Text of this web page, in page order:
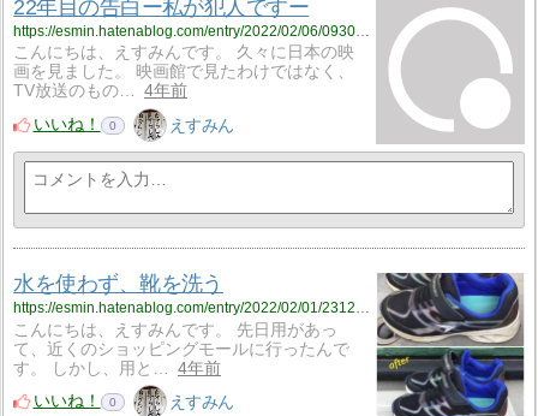
22年目の告白ー私が犯人ですー
https://esmin.hatenablog.com/entry/2022/02/06/093059
こんにちは、えすみんです。 久々に日本の映
画を見ました。 映画館で見たわけではなく、
TV放送のもの…
4年前
いいね！
0 えすみん
水を使わず、靴を洗う
https://esmin.hatenablog.com/entry/2022/02/01/231222
こんにちは、えすみんです。 先日用があっ
て、近くのショッピングモールに行ったんで
す。 しかし、用と…
4年前
いいね！
0 えすみん